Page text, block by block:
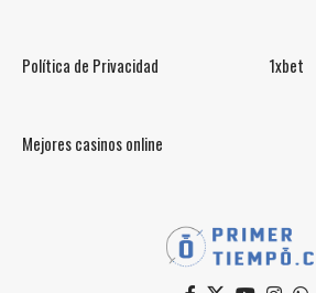
Política de Privacidad 1xbet
Mejores casinos online